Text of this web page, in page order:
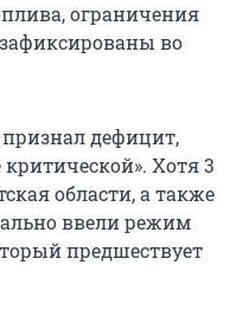
ограничения
во
дефицит,
Хотя 3
области, а также
ввели режим
предшествует